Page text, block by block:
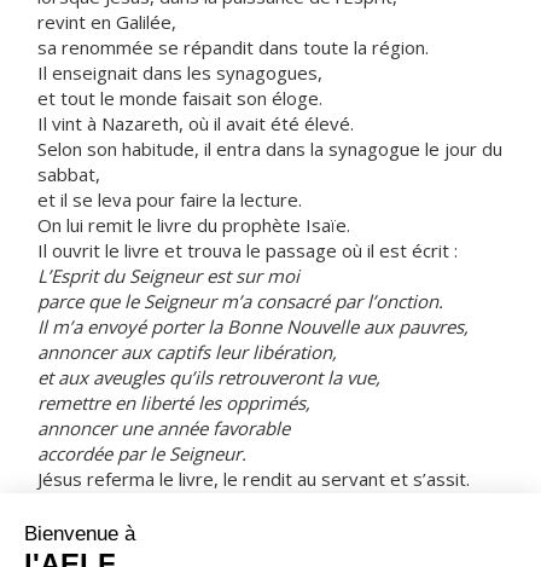
revint en Galilée,
sa renommée se répandit dans toute la région.
Il enseignait dans les synagogues,
et tout le monde faisait son éloge.
Il vint à Nazareth, où il avait été élevé.
Selon son habitude, il entra dans la synagogue le jour du
sabbat,
et il se leva pour faire la lecture.
On lui remit le livre du prophète Isaïe.
Il ouvrit le livre et trouva le passage où il est écrit :
L’Esprit du Seigneur est sur moi
parce que le Seigneur m’a consacré par l’onction.
Il m’a envoyé porter la Bonne Nouvelle aux pauvres,
annoncer aux captifs leur libération,
et aux aveugles qu’ils retrouveront la vue,
remettre en liberté les opprimés,
annoncer une année favorable
accordée par le Seigneur.
Jésus referma le livre, le rendit au servant et s’assit.
Alors il se mit à leur dire :
« Aujourd’hui s’accomplit ce passage de l’Écriture